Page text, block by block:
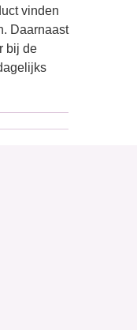
vinden
Daarnaast
bij de